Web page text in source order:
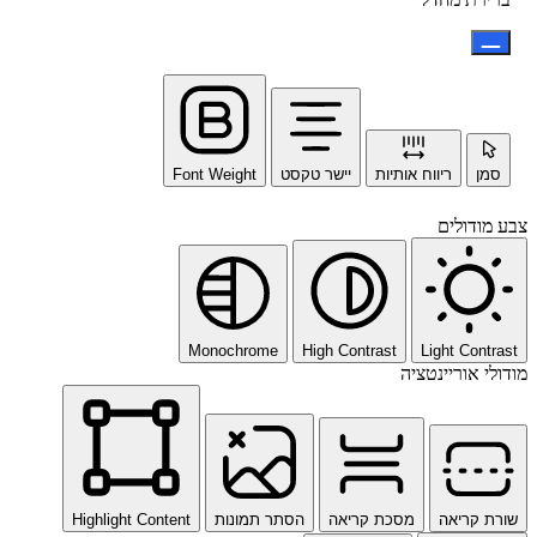
סמן ריווח אותיות יישר טקסט Font Weight
צבע מודולים
Light Contrast
High Contrast
Monochrome
מודולי אוריינטציה
שורת קריאה מסכת קריאה הסתר תמונות Highlight Content